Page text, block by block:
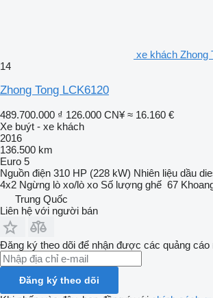
xe khách Zhong
14
Zhong Tong LCK6120
489.700.000 ₫ 126.000 CN¥ ≈ 16.160 €
Xe buýt - xe khách
2016
136.500 km
Euro 5
Nguồn điện 310 HP (228 kW) Nhiên liệu dầu
4x2 Ngừng lò xo/lò xo Số lượng ghế 67
Trung Quốc
Liên hệ với người bán
Đăng ký theo dõi để nhận được các quảng
Đăng ký theo dõi